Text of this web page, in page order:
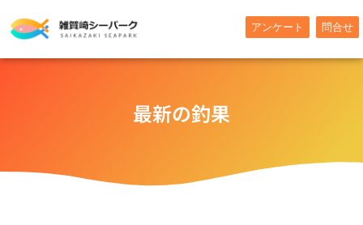
容
アンケート 問合せ
最新の釣果